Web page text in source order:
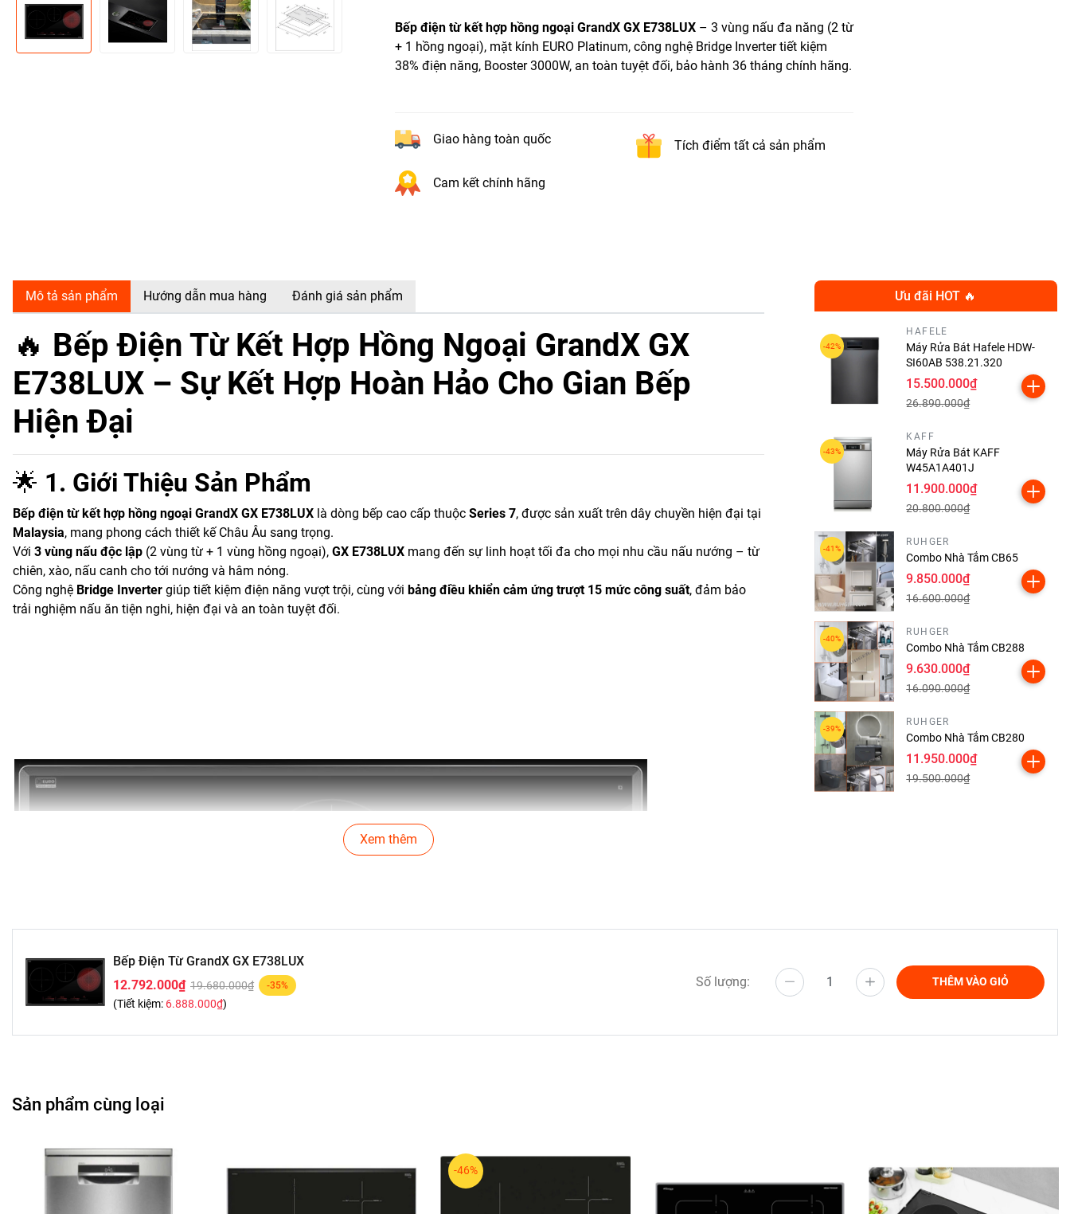
Bếp điện từ kết hợp hồng ngoại GrandX GX E738LUX – 3 vùng nấu đa năng (2 từ
+ 1 hồng ngoại), mặt kính EURO Platinum, công nghệ Bridge Inverter tiết kiệm
38% điện năng, Booster 3000W, an toàn tuyệt đối, bảo hành 36 tháng chính hãng.
Giao hàng toàn quốc Tích điểm tất cả sản phẩm
Cam kết chính hãng
Mô tả sản phẩm Hướng dẫn mua hàng Đánh giá sản phẩm
🔥 Bếp Điện Từ Kết Hợp Hồng Ngoại GrandX GX
E738LUX – Sự Kết Hợp Hoàn Hảo Cho Gian Bếp
Hiện Đại
🌟 1. Giới Thiệu Sản Phẩm
Bếp điện từ kết hợp hồng ngoại GrandX GX E738LUX là dòng bếp cao cấp thuộc Series 7, được sản xuất trên dây chuyền hiện đại tại
Malaysia, mang phong cách thiết kế Châu Âu sang trọng.
Với 3 vùng nấu độc lập (2 vùng từ + 1 vùng hồng ngoại), GX E738LUX mang đến sự linh hoạt tối đa cho mọi nhu cầu nấu nướng – từ
chiên, xào, nấu canh cho tới nướng và hâm nóng.
Công nghệ Bridge Inverter giúp tiết kiệm điện năng vượt trội, cùng với bảng điều khiển cảm ứng trượt 15 mức công suất, đảm bảo
trải nghiệm nấu ăn tiện nghi, hiện đại và an toàn tuyệt đối.
Xem thêm
Ưu đãi HOT 🔥
HAFELE
Máy Rửa Bát Hafele HDW-
SI60AB 538.21.320
15.500.000₫
26.890.000₫
KAFF
Máy Rửa Bát KAFF
W45A1A401J
11.900.000₫
20.800.000₫
RUHGER
Combo Nhà Tắm CB65
9.850.000₫
16.600.000₫
RUHGER
Combo Nhà Tắm CB288
9.630.000₫
16.090.000₫
RUHGER
Combo Nhà Tắm CB280
11.950.000₫
19.500.000₫
Bếp Điện Từ GrandX GX E738LUX
12.792.000₫ 19.680.000₫ -35%
(Tiết kiệm: 6.888.000₫)
Số lượng: THÊM VÀO GIỎ
Sản phẩm cùng loại
-46%